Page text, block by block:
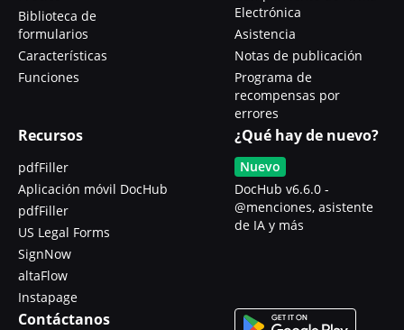
Biblioteca de
formularios
Características
Funciones
Electrónica
Asistencia
Notas de publicación
Programa de
recompensas por
errores
Recursos
pdfFiller
Aplicación móvil DocHub
pdfFiller
US Legal Forms
SignNow
altaFlow
Instapage
¿Qué hay de nuevo?
Nuevo
DocHub v6.6.0 -
@menciones, asistente
de IA y más
Contáctanos